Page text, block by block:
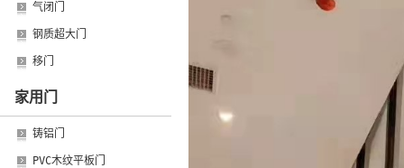
气闭门
钢质超大门
移门
家用门
铸铝门
PVC木纹平板门